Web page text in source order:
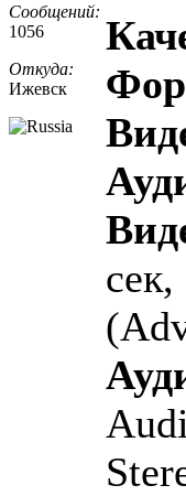
Сообщений:
1056
Откуда:
Ижевск